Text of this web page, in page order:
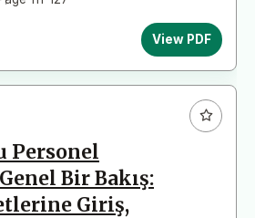
View PDF
Personel
Bir Bakış:
Giriş,